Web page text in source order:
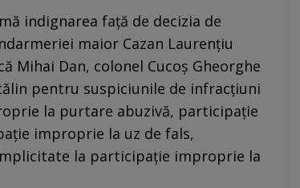
indignarea faţă de decizia de
maior Cazan Laurenţiu
Mihai Dan, colonel Cucoş Gheorghe
pentru suspiciunile de infracţiuni
la purtare abuzivă, participaţie
improprie la uz de fals,
la participaţie improprie la